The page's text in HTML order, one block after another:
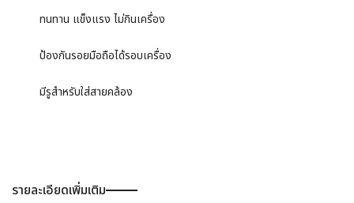
ทนทาน แข็งแรง ไม่กินเครื่อง
ป้องกันรอยมือถือได้รอบเครื่อง
มีรูสำหรับใส่สายคล้อง
รายละเอียดเพิ่มเติม